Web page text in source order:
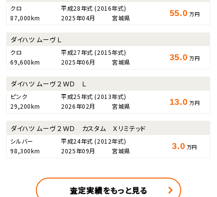
クロ 平成28年式(2016年式)
87,000km
2025年04月 宮城県 55.0 万円
ダイハツ ムーヴ Ｌ
クロ 平成27年式(2015年式)
69,600km
2025年06月 宮城県 35.0 万円
ダイハツ ムーヴ ２ＷＤ Ｌ
ピンク 平成25年式(2013年式)
29,200km
2026年02月 宮城県 13.0 万円
ダイハツ ムーヴ ２ＷＤ カスタム Ｘリミテッド
シルバー 平成24年式(2012年式)
98,300km
2025年09月 宮城県 3.0 万円
査定実績をもっと見る